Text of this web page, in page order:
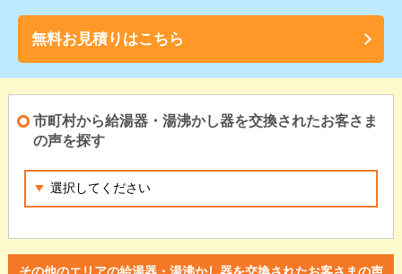
無料お見積りはこちら
市町村から給湯器・湯沸かし器を交換されたお客さま
の声を探す